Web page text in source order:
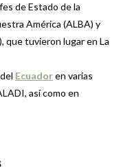
de Estado de la
América (ALBA) y
que tuvieron lugar en La
Ecuadoren varias
así como en